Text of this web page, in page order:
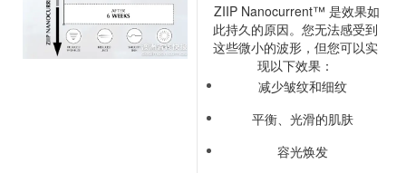
ZIIP Nanocurrent™ 是效果如
此持久的原因。您无法感受到
这些微小的波形，但您可以实
现以下效果：
减少皱纹和细纹
平衡、光滑的肌肤
容光焕发